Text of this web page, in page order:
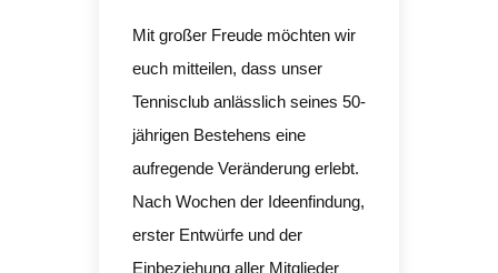
Mit großer Freude möchten wir
euch mitteilen, dass unser
Tennisclub anlässlich seines 50-
jährigen Bestehens eine
aufregende Veränderung erlebt.
Nach Wochen der Ideenfindung,
erster Entwürfe und der
Einbeziehung aller Mitglieder